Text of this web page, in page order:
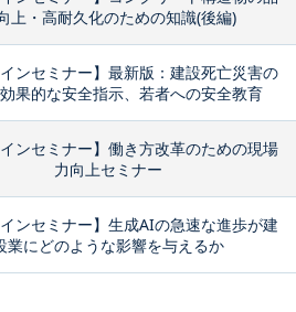
上・高耐久化のための知識(後編)
インセミナー】最新版：建設死亡災害の
果的な安全指示、若者への安全教育
インセミナー】働き方改革のための現場
力向上セミナー
インセミナー】生成AIの急速な進歩が建
業にどのような影響を与えるか